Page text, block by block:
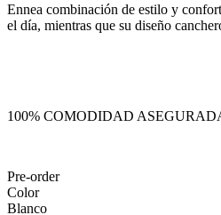
Ennea combinación de estilo y
el día, mientras que su diseño
100% COMODIDAD
Pre-order
Color
Blanco